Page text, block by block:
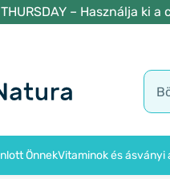
THURSDAY – Használja ki
ÖnnekVitaminok és ásványi